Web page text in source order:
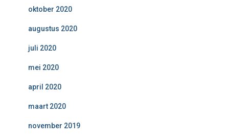
oktober 2020
augustus 2020
juli 2020
mei 2020
april 2020
maart 2020
november 2019